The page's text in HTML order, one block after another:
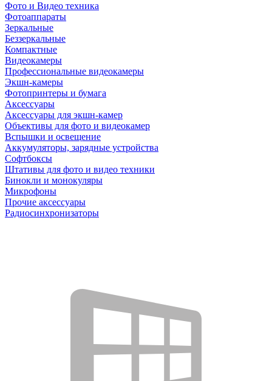
Фото и Видео техника
Фотоаппараты
Зеркальные
Беззеркальные
Компактные
Видеокамеры
Профессиональные видеокамеры
Экшн-камеры
Фотопринтеры и бумага
Аксессуары
Аксессуары для экшн-камер
Объективы для фото и видеокамер
Вспышки и освещение
Аккумуляторы, зарядные устройства
Софтбоксы
Штативы для фото и видео техники
Бинокли и монокуляры
Микрофоны
Прочие аксессуары
Радиосинхронизаторы